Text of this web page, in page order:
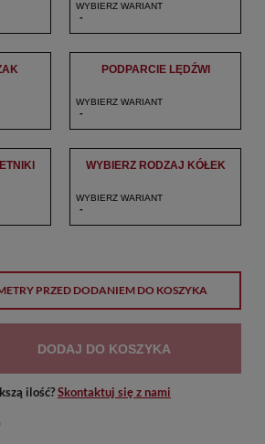
WYBIERZ WARIANT
-
PODPARCIE LĘDŹWI
WYBIERZ WARIANT
-
WYBIERZ RODZAJ KÓŁEK
WYBIERZ WARIANT
-
PRZED DODANIEM DO KOSZYKA
DODAJ DO KOSZYKA
ilość?Skontaktuj się z nami